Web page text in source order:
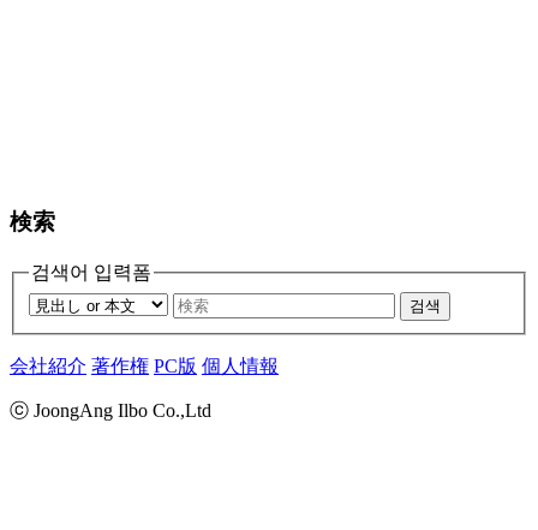
検索
검색어 입력폼
검색
会社紹介 著作権 PC版 個人情報
ⓒ JoongAng Ilbo Co.,Ltd